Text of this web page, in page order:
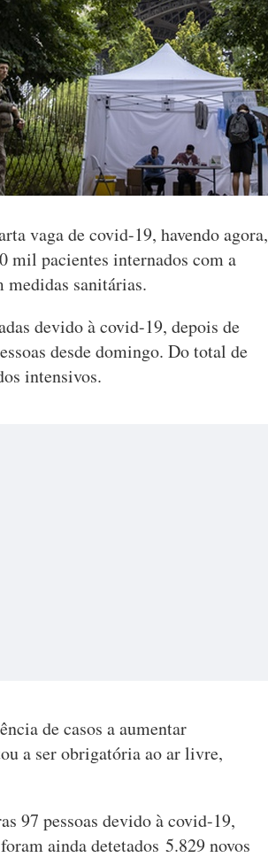
vaga de covid-19, havendo agora,
mil pacientes internados com a
medidas sanitárias.
devido à covid-19, depois de
desde domingo. Do total de
intensivos.
de casos a aumentar
a ser obrigatória ao ar livre,
97 pessoas devido à covid-19,
ainda detetados 5.829 novos